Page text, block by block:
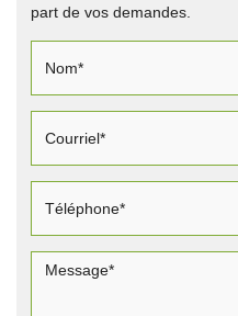
part de vos demandes.